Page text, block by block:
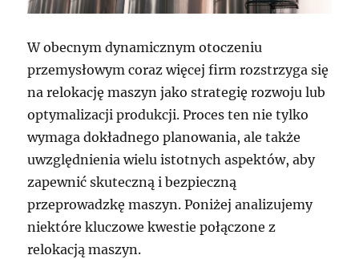
W obecnym dynamicznym otoczeniu
przemysłowym coraz więcej firm rozstrzyga się
na relokację maszyn jako strategię rozwoju lub
optymalizacji produkcji. Proces ten nie tylko
wymaga dokładnego planowania, ale także
uwzględnienia wielu istotnych aspektów, aby
zapewnić skuteczną i bezpieczną
przeprowadzkę maszyn. Poniżej analizujemy
niektóre kluczowe kwestie połączone z
relokacją maszyn.